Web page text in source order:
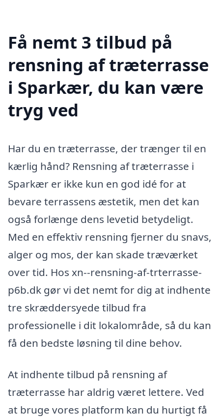
Få nemt 3 tilbud på
rensning af træterrasse
i Sparkær, du kan være
tryg ved
Har du en træterrasse, der trænger til en
kærlig hånd? Rensning af træterrasse i
Sparkær er ikke kun en god idé for at
bevare terrassens æstetik, men det kan
også forlænge dens levetid betydeligt.
Med en effektiv rensning fjerner du snavs,
alger og mos, der kan skade træværket
over tid. Hos xn--rensning-af-trterrasse-
p6b.dk gør vi det nemt for dig at indhente
tre skræddersyede tilbud fra
professionelle i dit lokalområde, så du kan
få den bedste løsning til dine behov.
At indhente tilbud på rensning af
træterrasse har aldrig været lettere. Ved
at bruge vores platform kan du hurtigt få